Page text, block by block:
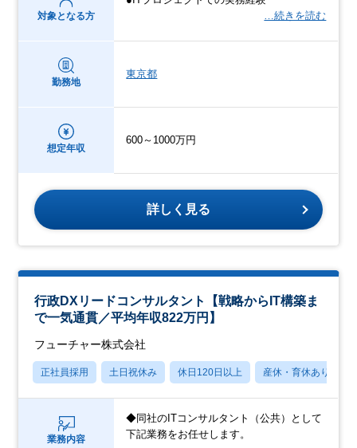
対象となる方
…続きを読む
勤務地
東京都
想定年収
600～1000万円
詳しく見る
行政DXリードコンサルタント【戦略からIT構築ま
で一気通貫／平均年収822万円】
フューチャー株式会社
正社員採用 土日祝休み 休日120日以上 産休・育休あり
業務内容
◆同社のITコンサルタント（公共）として
下記業務をお任せします。